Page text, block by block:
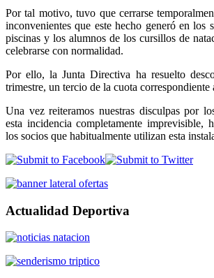
Por tal motivo, tuvo que cerrarse
inconvenientes que este hecho generó en los
piscinas y los alumnos de los cursillos de
celebrarse con normalidad.
Por ello, la Junta Directiva ha resuelto
trimestre, un tercio de la cuota correspondiente
Una vez reiteramos nuestras disculpas por
esta incidencia completamente imprevisible,
los socios que habitualmente utilizan esta
Actualidad Deportiva